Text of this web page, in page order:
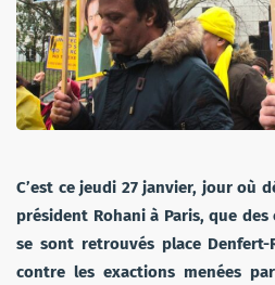
C’est ce jeudi 27 janvier, jour où
président Rohani à Paris, que
se sont retrouvés place
contre les exactions menées